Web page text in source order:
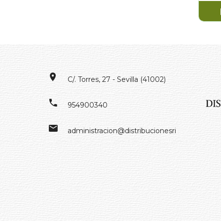
C/. Torres, 27 - Sevilla (41002)
954900340
administracion@distribucionesrivero.es